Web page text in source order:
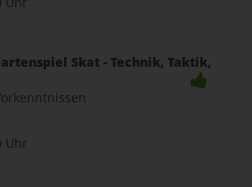
Skat - Technik, Taktik,
Uhr